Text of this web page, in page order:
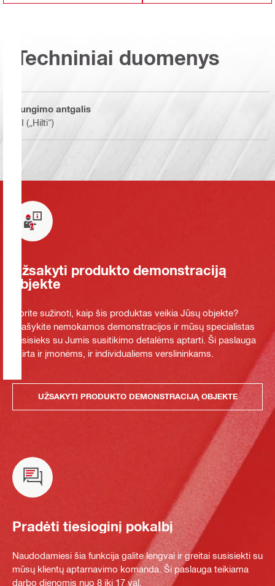
Techniniai duomenys
Jungimo antgalis
BI („Hilti“)
Užsakyti produkto demonstraciją
objekte
Norite sužinoti, kaip šis produktas veikia Jūsų objekte?
Prašykite nemokamos demonstracijos ir mūsų specialistas
susisieks su Jumis susitikimo detalėms aptarti. Ši paslauga
skirta ir įmonėms, ir individualiems verslininkams.
UŽSAKYTI PRODUKTO DEMONSTRACIJĄ OBJEKTE
Pradėti tiesioginį pokalbį
Naudodamiesi šia funkcija galite lengvai ir greitai susisiekti su
mūsų klientų aptarnavimo komanda. Ši paslauga teikiama
darbo dienomis nuo 8 iki 17 val.